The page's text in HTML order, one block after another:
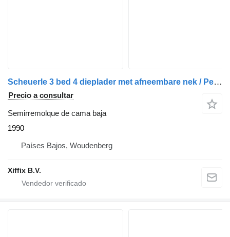
Scheuerle 3 bed 4 dieplader met afneembare nek / Pendel assen
Precio a consultar
Semirremolque de cama baja
1990
Países Bajos, Woudenberg
Xiffix B.V.